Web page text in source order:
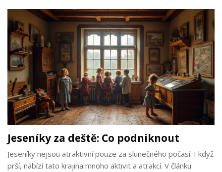
Jeseníky za deště: Co podniknout
Jeseníky nejsou atraktivní pouze za slunečného počasí. I když
prší, nabízí tato krajina mnoho aktivit a atrakcí. V článku